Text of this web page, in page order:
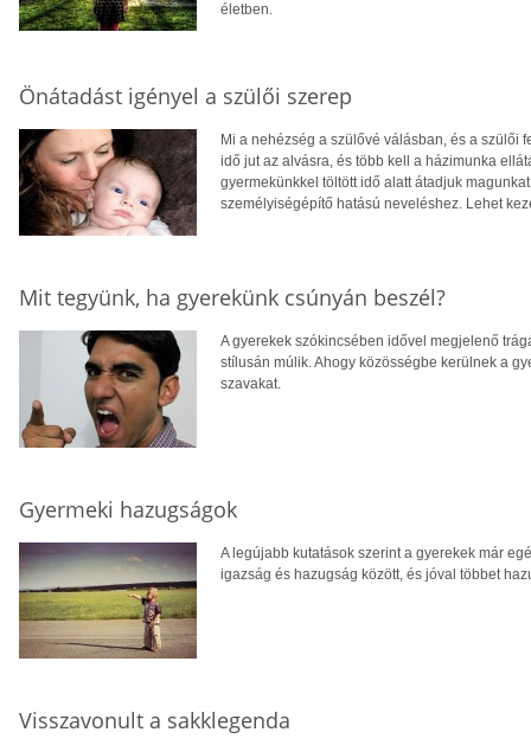
életben.
Önátadást igényel a szülői szerep
Mi a nehézség a szülővé válásban, és a szülői
idő jut az alvásra, és több kell a házimunka
gyermekünkkel töltött idő alatt átadjuk
személyiségépítő hatású neveléshez. Lehet
Mit tegyünk, ha gyerekünk csúnyán beszél?
A gyerekek szókincsében idővel megjelenő
stílusán múlik. Ahogy közösségbe kerülnek a
szavakat.
Gyermeki hazugságok
A legújabb kutatások szerint a gyerekek már
igazság és hazugság között, és jóval többet
Visszavonult a sakklegenda